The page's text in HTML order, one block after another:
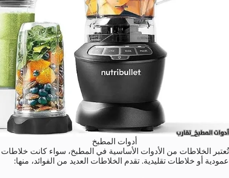
أدوات المطبخ
تُعتبر الخلاطات من الأدوات الأساسية في المطبخ، سواء كانت خلاطات
عمودية أو خلاطات تقليدية. تقدم الخلاطات العديد من الفوائد، منها: